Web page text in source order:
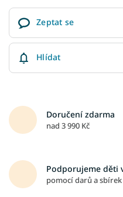
Zeptat se
Hlídat
Doručení zdarma
nad 3 990 Kč
Podporujeme děti
pomocí darů a sbírek